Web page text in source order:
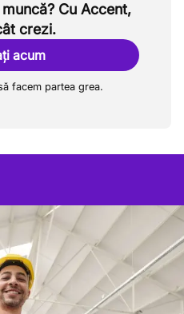
Cu Accent,
crezi.
acum
facem partea grea.